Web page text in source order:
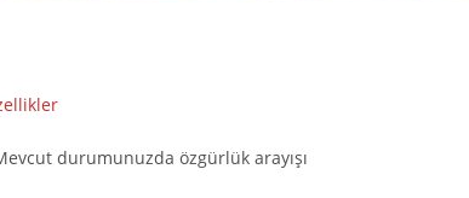
durumunuzda özgürlük arayışı